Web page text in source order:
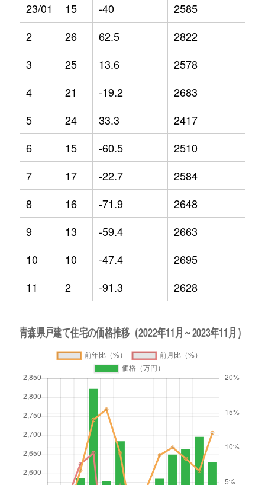
23/01
15 -40 2585
2
26 62.5 2822
3
25 13.6 2578
4
21 -19.2 2683
5
24 33.3 2417
6
15 -60.5 2510
7
17 -22.7 2584
8
16 -71.9 2648
9
13 -59.4 2663
10
10 -47.4 2695
11
2 -91.3 2628